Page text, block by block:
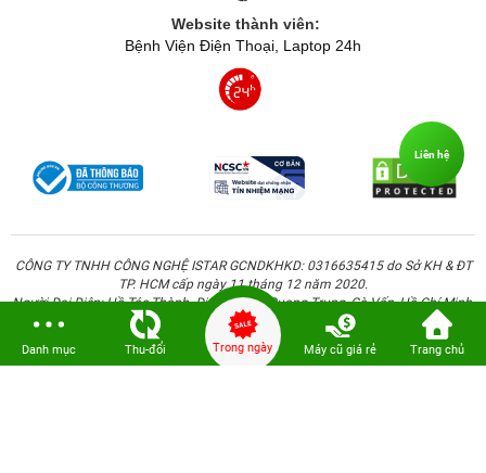
Website thành viên:
Bệnh Viện Điện Thoại, Laptop 24h
CÔNG TY TNHH CÔNG NGHỆ ISTAR GCNDKHKD: 0316635415 do Sở KH & ĐT
TP. HCM cấp ngày 11 tháng 12 năm 2020.
Người Đại Diện: Hồ Tác Thành. Địa chỉ: 389 Quang Trung, Gò Vấp, Hồ Chí Minh.
Danh mục Thu-đổi Trong ngày Máy cũ giá rẻ Trang chủ
Liên hệ